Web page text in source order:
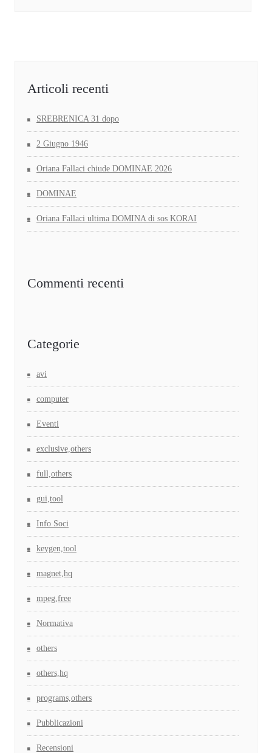
Articoli recenti
SREBRENICA 31 dopo
2 Giugno 1946
Oriana Fallaci chiude DOMINAE 2026
DOMINAE
Oriana Fallaci ultima DOMINA di sos KORAI
Commenti recenti
Categorie
avi
computer
Eventi
exclusive,others
full,others
gui,tool
Info Soci
keygen,tool
magnet,hq
mpeg,free
Normativa
others
others,hq
programs,others
Pubblicazioni
Recensioni